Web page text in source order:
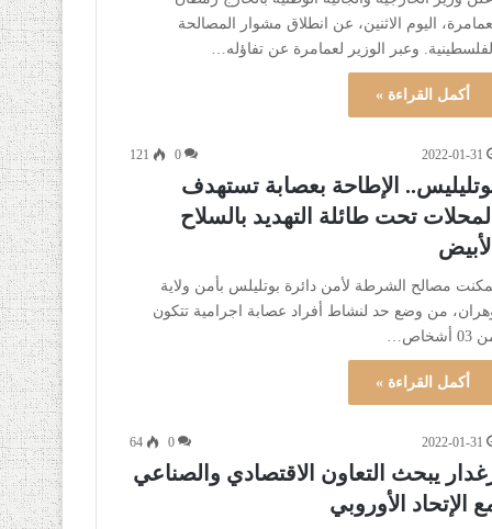
اليوم الاثنين، عن انطلاق مشوار المصالحة
الفلسطينية. وعبر الوزير لعمامرة عن تفاؤله…
أكمل القراءة »
2022-01-31
0
121
الإطاحة بعصابة تستهدف
المحلات تحت طائلة التهديد بالسلاح
الأبيض
مصالح الشرطة لأمن دائرة بوتليلس بأمن ولاية
من وضع حد لنشاط أفراد عصابة اجرامية تتكون
أشخاص…
أكمل القراءة »
2022-01-31
0
64
يبحث التعاون الاقتصادي والصناعي
الإتحاد الأوروبي